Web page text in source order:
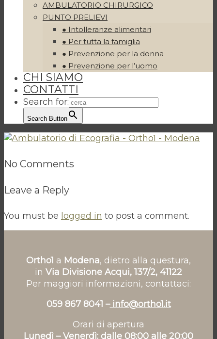
AMBULATORIO CHIRURGICO
PUNTO PRELIEVI
● Intolleranze alimentari
● Per tutta la famiglia
● Prevenzione per la donna
● Prevenzione per l’uomo
CHI SIAMO
CONTATTI
Search for:
Search Button
No Comments
Leave a Reply
You must be logged in to post a comment.
Ortho1 a Modena, dietro alla questura,
in Via Divisione Acqui, 137/2, 41122
Per maggiori informazioni, contattaci:
059 867 8041 –info@ortho1.it
Orari di apertura
Lunedì – Venerdì: dalle 08:00 alle 20:00